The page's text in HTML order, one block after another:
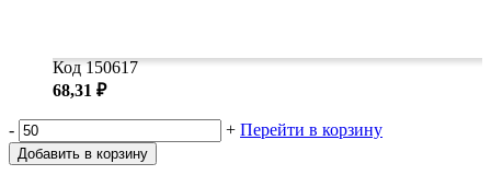
Код 150617
68,31 ₽
- + Перейти в корзину
Добавить в корзину